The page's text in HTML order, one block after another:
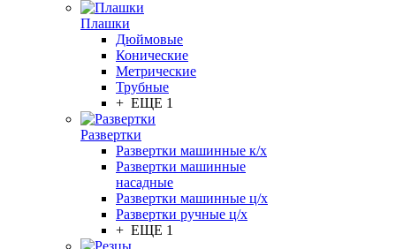
Плашки
Дюймовые
Конические
Метрические
Трубные
+ ЕЩЕ 1
Развертки
Развертки машинные к/х
Развертки машинные
насадные
Развертки машинные ц/х
Развертки ручные ц/х
+ ЕЩЕ 1